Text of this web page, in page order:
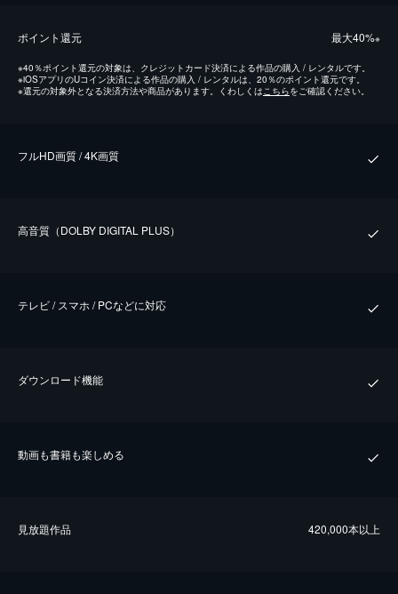
ポイント還元 最⼤40%※
※40％ポイント還元の対象は、クレジットカード決済による作品の購入 / レンタルです。
※iOSアプリのUコイン決済による作品の購入 / レンタルは、20％のポイント還元です。
※還元の対象外となる決済方法や商品があります。くわしくはこちらをご確認ください。
フルHD画質 / 4K画質
⾼⾳質（DOLBY DIGITAL PLUS）
テレビ / スマホ / PCなどに対応
ダウンロード機能
動画も書籍も楽しめる
⾒放題作品 420,000本以上